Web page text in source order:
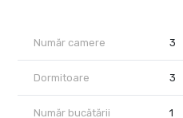
terasă, zonă de relaxare, loc de
Casa are o suprafață utilă de 98
practic, cu încăperi luminoase și
Număr camere 3
Dormitoare 3
Număr bucătării 1